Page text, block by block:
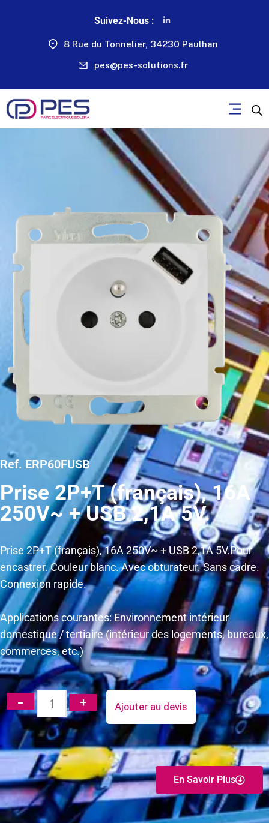
Suivez-Nous :
8 Rue du Tonnelier, 34230 Paulhan
pes@pes-solutions.fr
Ref. ERP60FUSB
Prise 2P+T (français), 16A
250V~ + USB 2,1A 5V.
Prise 2P+T (français), 16A 250V~ + USB 2,1A 5V.Pour
encastrer. Couleur blanc. Avec obturateur. Sans cadre.
Connexion rapide.
Applications courantes: Environnement intérieur
domestique / tertiaire (intérieur des logements, bureaux,
commerces, etc.)
Ajouter au devis
En Savoir Plus